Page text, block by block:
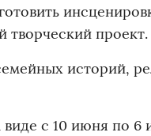
творческий проект.
историй,
с 10 июня по 6